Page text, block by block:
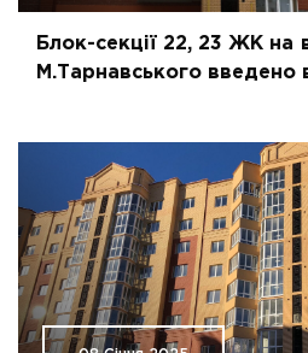
Блок-секції 22, 23 ЖК на
М.Тарнавського введено